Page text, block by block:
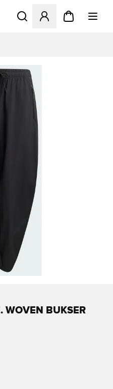
Åbner en Modal til at
WOVEN BUKSER